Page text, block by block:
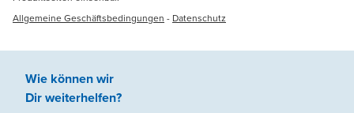
Allgemeine Geschäftsbedingungen - Datenschutz
Wie können wir
Dir weiterhelfen?